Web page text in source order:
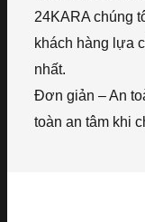
24KARA chúng
khách hàng lựa
nhất.
Đơn giản – An
toàn an tâm khi